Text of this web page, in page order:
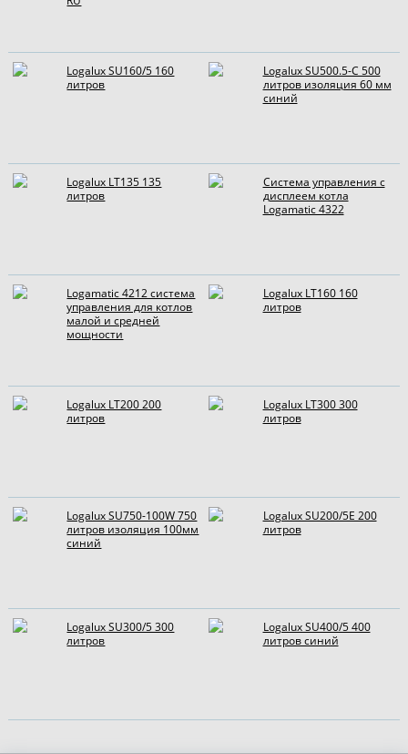
Logalux SU160/5 160
литров
Logalux SU500.5-С 500
литров изоляция 60 мм
синий
Logalux LT135 135
литров
Система управления с
дисплеем котла
Logamatic 4322
Logamatic 4212 система
управления для котлов
малой и средней
мощности
Logalux LT160 160
литров
Logalux LT200 200
литров
Logalux LT300 300
литров
Logalux SU750-100W 750
литров изоляция 100мм
синий
Logalux SU200/5E 200
литров
Logalux SU300/5 300
литров
Logalux SU400/5 400
литров синий